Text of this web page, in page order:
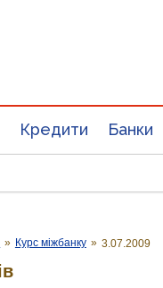
Кредити Банки
» Курс міжбанку » 3.07.2009